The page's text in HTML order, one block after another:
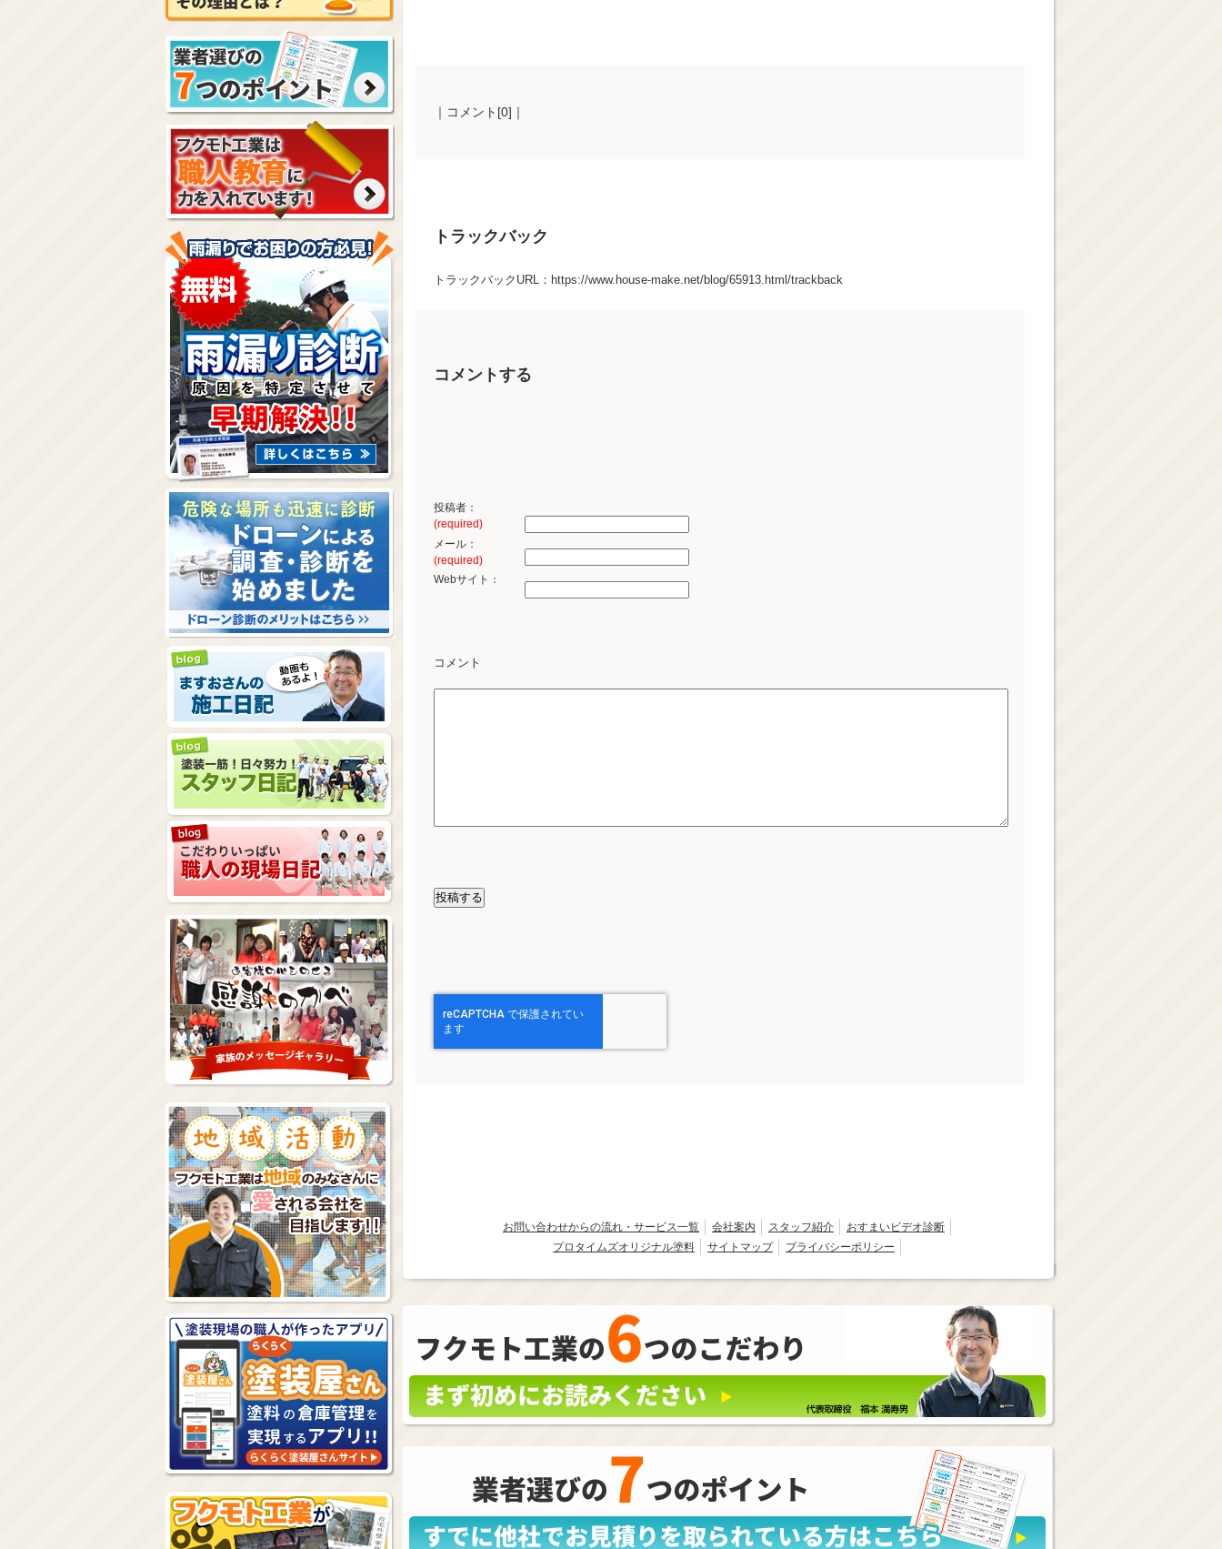
｜コメント[0]｜
トラックバック
トラックバックURL：https://www.house-make.net/blog/65913.html/trackback
コメントする
投稿者：
(required)
メール：
(required)
Webサイト：
コメント
お問い合わせからの流れ・サービス一覧 会社案内 スタッフ紹介
おすまいビデオ診断
プロタイムズオリジナル塗料
サイトマップ プライバシーポリシー